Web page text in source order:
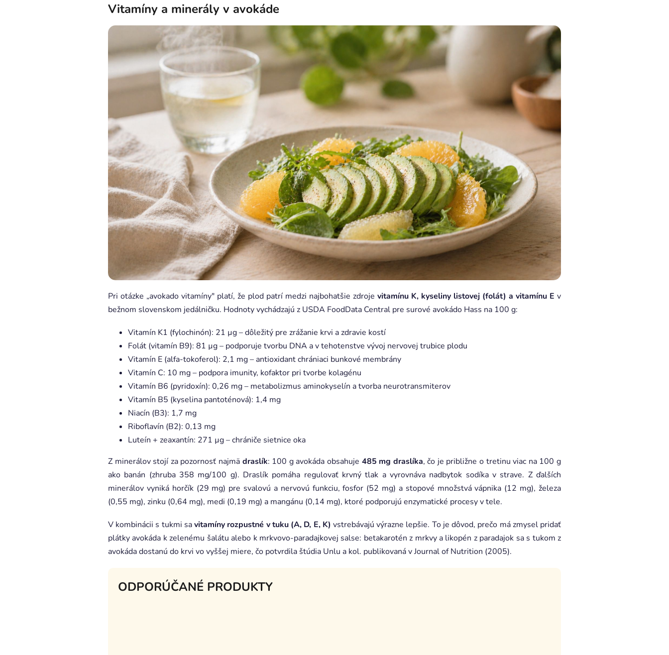
Vitamíny a minerály v avokáde
Pri otázke „avokado vitamíny" platí, že plod patrí medzi najbohatšie zdroje vitamínu K, kyseliny listovej (folát) a vitamínu E v
bežnom slovenskom jedálničku. Hodnoty vychádzajú z USDA FoodData Central pre surové avokádo Hass na 100 g:
Vitamín K1 (fylochinón): 21 µg – dôležitý pre zrážanie krvi a zdravie kostí
Folát (vitamín B9): 81 µg – podporuje tvorbu DNA a v tehotenstve vývoj nervovej trubice plodu
Vitamín E (alfa-tokoferol): 2,1 mg – antioxidant chrániaci bunkové membrány
Vitamín C: 10 mg – podpora imunity, kofaktor pri tvorbe kolagénu
Vitamín B6 (pyridoxín): 0,26 mg – metabolizmus aminokyselín a tvorba neurotransmiterov
Vitamín B5 (kyselina pantoténová): 1,4 mg
Niacín (B3): 1,7 mg
Riboflavín (B2): 0,13 mg
Luteín + zeaxantín: 271 µg – chrániče sietnice oka
Z minerálov stojí za pozornosť najmä draslík: 100 g avokáda obsahuje 485 mg draslíka, čo je približne o tretinu viac na 100 g
ako banán (zhruba 358 mg/100 g). Draslík pomáha regulovať krvný tlak a vyrovnáva nadbytok sodíka v strave. Z ďalších
minerálov vyniká horčík (29 mg) pre svalovú a nervovú funkciu, fosfor (52 mg) a stopové množstvá vápnika (12 mg), železa
(0,55 mg), zinku (0,64 mg), medi (0,19 mg) a mangánu (0,14 mg), ktoré podporujú enzymatické procesy v tele.
V kombinácii s tukmi savitamíny rozpustné v tuku (A, D, E, K) vstrebávajú výrazne lepšie. To je dôvod, prečo má zmysel pridať
plátky avokáda k zelenému šalátu alebo k mrkvovo-paradajkovej salse: betakarotén z mrkvy a likopén z paradajok sa s tukom z
avokáda dostanú do krvi vo vyššej miere, čo potvrdila štúdia Unlu a kol. publikovaná v Journal of Nutrition (2005).
ODPORÚČANÉ PRODUKTY